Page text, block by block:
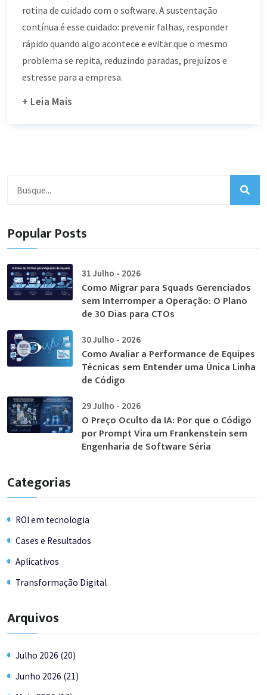
rotina de cuidado com o software. A sustentação
contínua é esse cuidado: prevenir falhas, responder
rápido quando algo acontece e evitar que o mesmo
problema se repita, reduzindo paradas, prejuízos e
estresse para a empresa.
+ Leia Mais
Popular Posts
31 Julho - 2026
Como Migrar para Squads Gerenciados
sem Interromper a Operação: O Plano
de 30 Dias para CTOs
30 Julho - 2026
Como Avaliar a Performance de Equipes
Técnicas sem Entender uma Única Linha
de Código
29 Julho - 2026
O Preço Oculto da IA: Por que o Código
por Prompt Vira um Frankenstein sem
Engenharia de Software Séria
Categorias
ROI em tecnologia
Cases e Resultados
Aplicativos
Transformação Digital
Arquivos
Julho 2026 (20)
Junho 2026 (21)